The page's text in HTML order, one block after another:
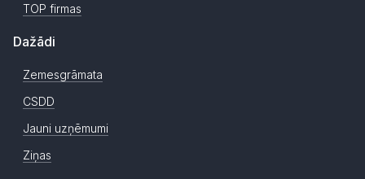
TOP firmas
Dažādi
Zemesgrāmata
CSDD
Jauni uzņēmumi
Ziņas